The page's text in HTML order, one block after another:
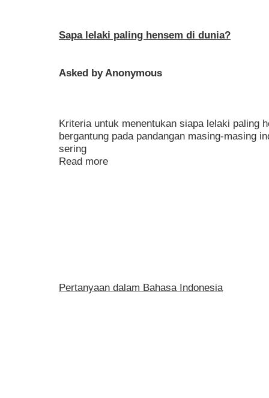
Sapa lelaki paling hensem di dunia?
Asked by Anonymous
Kriteria untuk menentukan siapa lelaki paling
bergantung pada pandangan masing-masing
sering
Read more
Pertanyaan dalam Bahasa Indonesia